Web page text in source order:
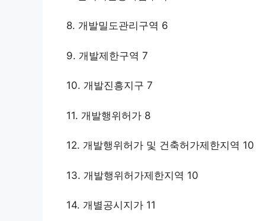
8. 개발밀도관리구역 6
9. 개발제한구역 7
10. 개발진흥지구 7
11. 개발행위허가 8
12. 개발행위허가 및 건축허가제한지역 10
13. 개발행위허가제한지역 10
14. 개별공시지가 11